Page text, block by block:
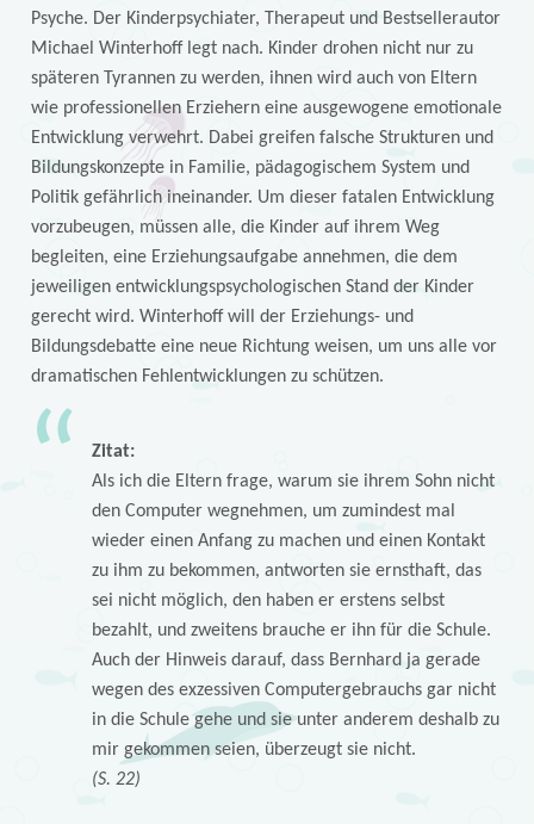
Psyche. Der Kinderpsychiater, Therapeut und Bestsellerautor
Michael Winterhoff legt nach. Kinder drohen nicht nur zu
späteren Tyrannen zu werden, ihnen wird auch von Eltern
wie professionellen Erziehern eine ausgewogene emotionale
Entwicklung verwehrt. Dabei greifen falsche Strukturen und
Bildungskonzepte in Familie, pädagogischem System und
Politik gefährlich ineinander. Um dieser fatalen Entwicklung
vorzubeugen, müssen alle, die Kinder auf ihrem Weg
begleiten, eine Erziehungsaufgabe annehmen, die dem
jeweiligen entwicklungspsychologischen Stand der Kinder
gerecht wird. Winterhoff will der Erziehungs- und
Bildungsdebatte eine neue Richtung weisen, um uns alle vor
dramatischen Fehlentwicklungen zu schützen.
Zitat:
Als ich die Eltern frage, warum sie ihrem Sohn nicht
den Computer wegnehmen, um zumindest mal
wieder einen Anfang zu machen und einen Kontakt
zu ihm zu bekommen, antworten sie ernsthaft, das
sei nicht möglich, den haben er erstens selbst
bezahlt, und zweitens brauche er ihn für die Schule.
Auch der Hinweis darauf, dass Bernhard ja gerade
wegen des exzessiven Computergebrauchs gar nicht
in die Schule gehe und sie unter anderem deshalb zu
mir gekommen seien, überzeugt sie nicht.
(S. 22)